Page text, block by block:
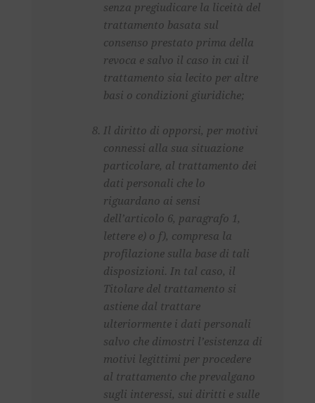
senza pregiudicare la liceità del
trattamento basata sul
consenso prestato prima della
revoca e salvo il caso in cui il
trattamento sia lecito per altre
basi o condizioni giuridiche;
Il diritto di opporsi, per motivi
connessi alla sua situazione
particolare, al trattamento dei
dati personali che lo
riguardano ai sensi
dell’articolo 6, paragrafo 1,
lettere e) o f), compresa la
profilazione sulla base di tali
disposizioni. In tal caso, il
Titolare del trattamento si
astiene dal trattare
ulteriormente i dati personali
salvo che dimostri l’esistenza di
motivi legittimi per procedere
al trattamento che prevalgano
sugli interessi, sui diritti e sulle